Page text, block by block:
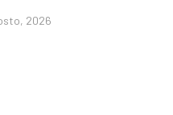
2026